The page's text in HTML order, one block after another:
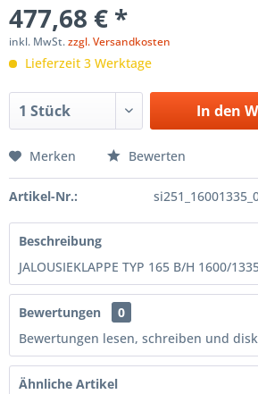
477,68 € *
inkl. MwSt.zzgl. Versandkosten
Lieferzeit 3 Werktage
In den
Merken Bewerten
Artikel-Nr.:
Beschreibung
JALOUSIEKLAPPE TYP 165 B/H 1600/
Bewertungen
0
Bewertungen lesen, schreiben und
Ähnliche Artikel